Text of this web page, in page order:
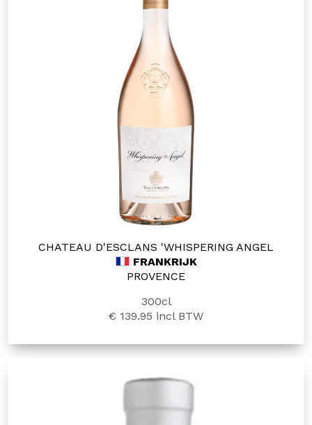
CHATEAU D'ESCLANS 'WHISPERING ANGEL
FRANKRIJK
PROVENCE
300cl
€ 139.95 incl BTW